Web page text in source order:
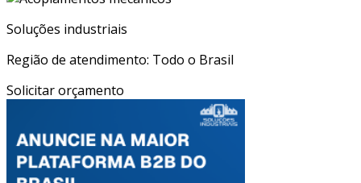
Soluções industriais
Região de atendimento: Todo o Brasil
Solicitar orçamento